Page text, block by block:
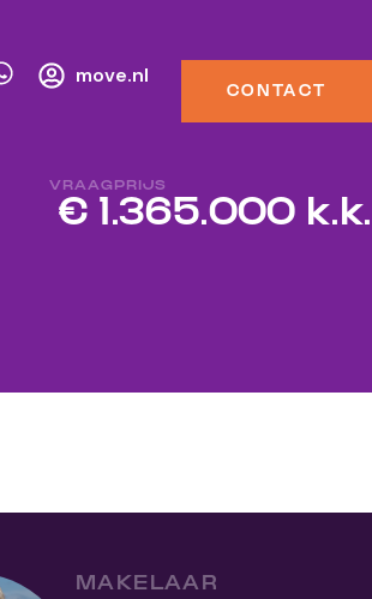
move.nl
CONTACT
VRAAGPRIJS
€ 1.365.000 k.k.
MAKELAAR